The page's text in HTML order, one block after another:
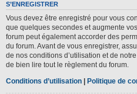
S’ENREGISTRER
Vous devez être enregistré pour vous
que quelques secondes et augmente
forum peut également accorder des
du forum. Avant de vous enregistrer,
de nos conditions d’utilisation et de
de bien lire tout le règlement du forum.
Conditions d’utilisation | Politique de